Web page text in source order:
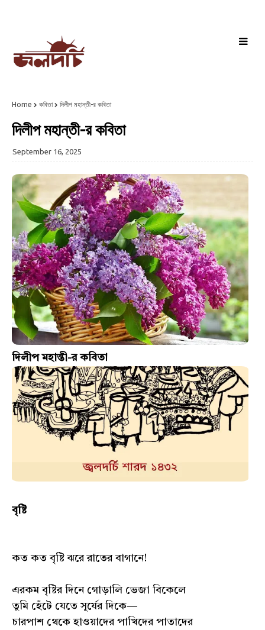
Home কবিতা দিলীপ মহান্তী-র কবিতা
দিলীপ মহান্তী-র কবিতা
September 16, 2025
দিলীপ মহান্তী-র কবিতা
বৃষ্টি
কত কত বৃষ্টি ঝরে রাতের বাগানে!
এরকম বৃষ্টির দিনে গোড়ালি ভেজা বিকেলে
তুমি হেঁটে যেতে সূর্যের দিকে—
চারপাশ থেকে হাওয়াদের পাখিদের পাতাদের